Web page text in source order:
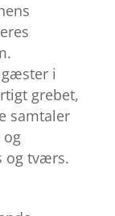
i
grebet,
samtaler
og
og tværs.